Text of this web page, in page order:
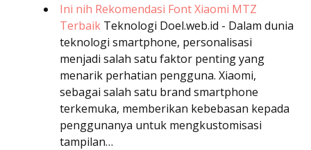
Ini nih Rekomendasi Font Xiaomi MTZ
Terbaik Teknologi Doel.web.id - Dalam dunia
teknologi smartphone, personalisasi
menjadi salah satu faktor penting yang
menarik perhatian pengguna. Xiaomi,
sebagai salah satu brand smartphone
terkemuka, memberikan kebebasan kepada
penggunanya untuk mengkustomisasi
tampilan…